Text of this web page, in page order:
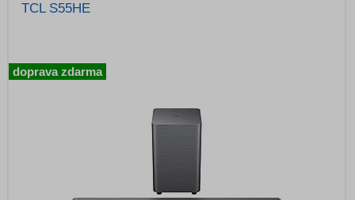
TCL S55HE
doprava zdarma